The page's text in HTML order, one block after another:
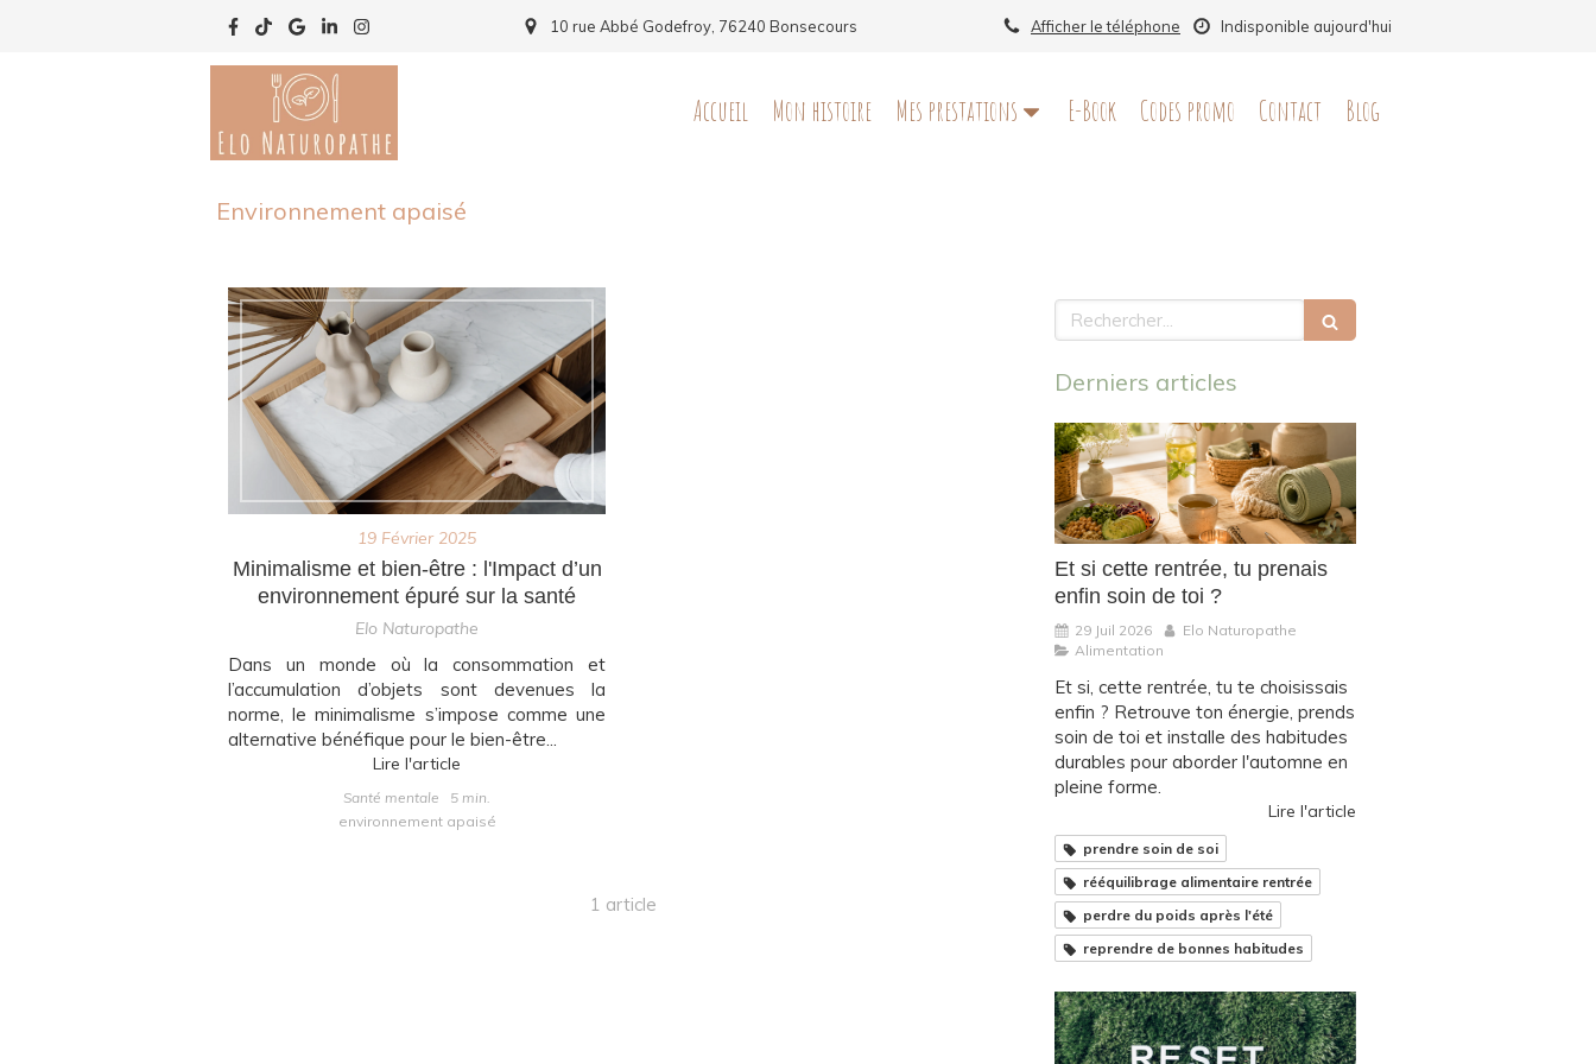
10 rue Abbé Godefroy, 76240 Bonsecours Indisponible aujourd'hui
Afficher le téléphone
Accueil Mon histoire Mes prestations E-Book Codes promo Contact Blog
Environnement apaisé
19 Février 2025
Minimalisme et bien-être : l'Impact d’un
environnement épuré sur la santé
Elo Naturopathe
Dans un monde où la consommation et
l’accumulation d’objets sont devenues la
norme, le minimalisme s’impose comme une
alternative bénéfique pour le bien-être...
Lire l'article
Santé mentale
5 min.
environnement apaisé
1 article
Rechercher
Derniers articles
Et si cette rentrée, tu prenais
enfin soin de toi ?
29 Juil 2026
Elo Naturopathe
Alimentation
Et si, cette rentrée, tu te choisissais
enfin ? Retrouve ton énergie, prends
soin de toi et installe des habitudes
durables pour aborder l'automne en
pleine forme.
Lire l'article
prendre soin de soi
rééquilibrage alimentaire rentrée
perdre du poids après l'été
reprendre de bonnes habitudes